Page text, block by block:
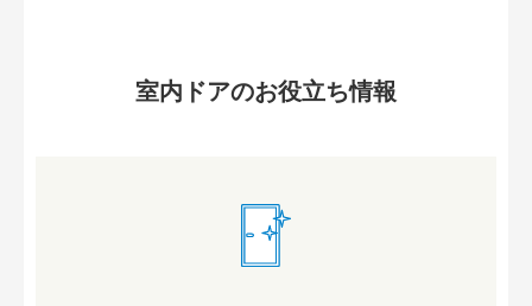
室内ドアのお役立ち情報